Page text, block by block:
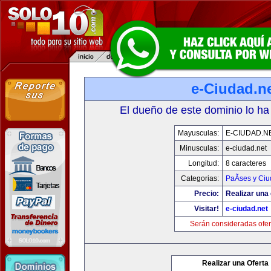
e-
El dueño de este dominio lo
Mayusculas:
E-
Minusculas:
e-ciudad.net
Longitud:
8 caracteres
Categorias:
PaÃ­ses y
Precio:
Realizar
Visitar!
e-ciudad.net
Serán consideradas
Realizar una Oferta